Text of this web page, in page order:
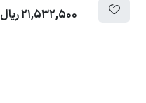
21,532,500ریال